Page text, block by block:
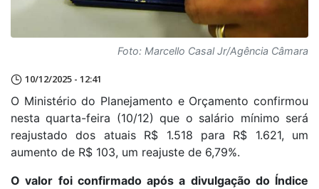
Foto: Marcello Casal Jr/Agência Câmara
10/12/2025 - 12:41
O Ministério do Planejamento e Orçamento confirmou
nesta quarta-feira (10/12) que o salário mínimo será
reajustado dos atuais R$ 1.518 para R$ 1.621, um
aumento de R$ 103, um reajuste de 6,79%.
O valor foi confirmado após a divulgação do Índice